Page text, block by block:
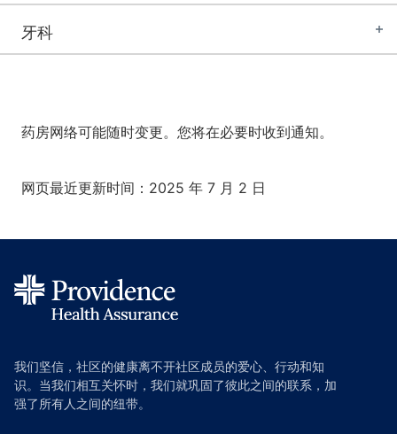
牙科
药房网络可能随时变更。您将在必要时收到通知。
网页最近更新时间：2025 年 7 月 2 日
我们坚信，社区的健康离不开社区成员的爱心、行动和知
识。当我们相互关怀时，我们就巩固了彼此之间的联系，加
强了所有人之间的纽带。